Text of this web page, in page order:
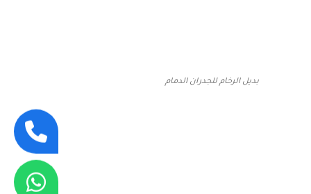
بديل الرخام للجدران الدمام